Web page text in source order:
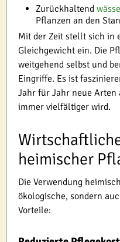
Zurückhaltend
Pflanzen an den
Mit der Zeit stellt sich in
Gleichgewicht ein. Die
weitgehend selbst und
Eingriffe. Es ist
Jahr für Jahr neue Arten
immer vielfältiger wird.
heimischer
Die Verwendung
ökologische, sondern
Vorteile: